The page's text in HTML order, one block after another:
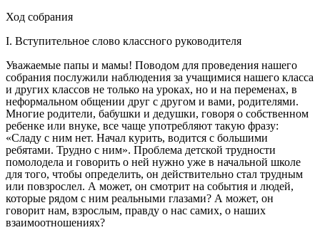
Ход собрания
I. Вступительное слово классного руководителя
Уважаемые папы и мамы! Поводом для проведения нашего
собрания послужили наблюдения за учащимися нашего класса
и других классов не только на уроках, но и на переменах, в
неформальном общении друг с другом и вами, родителями.
Многие родители, бабушки и дедушки, говоря о собственном
ребенке или внуке, все чаще употребляют такую фразу:
«Сладу с ним нет. Начал курить, водится с большими
ребятами. Трудно с ним». Проблема детской трудности
помолодела и говорить о ней нужно уже в начальной школе
для того, чтобы определить, он действительно стал трудным
или повзрослел. А может, он смотрит на события и людей,
которые рядом с ним реальными глазами? А может, он
говорит нам, взрослым, правду о нас самих, о наших
взаимоотношениях?